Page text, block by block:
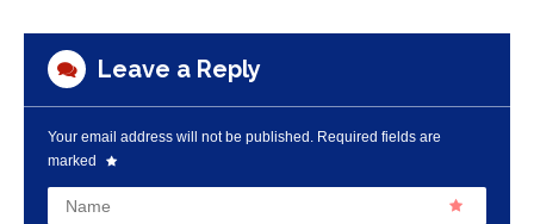
Leave a Reply
Your email address will not be published. Required fields are
marked
Name